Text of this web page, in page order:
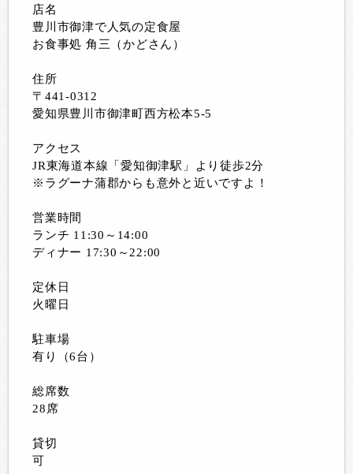
店名
豊川市御津で人気の定食屋
お食事処 角三（かどさん）
住所
〒441-0312
愛知県豊川市御津町西方松本5-5
アクセス
JR東海道本線「愛知御津駅」より徒歩2分
※ラグーナ蒲郡からも意外と近いですよ！
営業時間
ランチ 11:30～14:00
ディナー 17:30～22:00
定休日
火曜日
駐車場
有り（6台）
総席数
28席
貸切
可